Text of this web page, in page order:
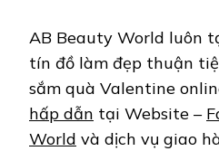
AB Beauty World luôn
tín đồ làm đẹp thuận
sắm quà Valentine
hấp dẫn tại Website –
World và dịch vụ giao